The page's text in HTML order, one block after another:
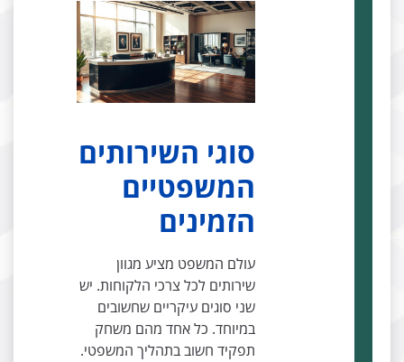
סוגי השירותים
המשפטיים
הזמינים
עולם המשפט מציע מגוון
שירותים לכל צרכי הלקוחות. יש
שני סוגים עיקריים שחשובים
במיוחד. כל אחד מהם משחק
תפקיד חשוב בתהליך המשפטי.